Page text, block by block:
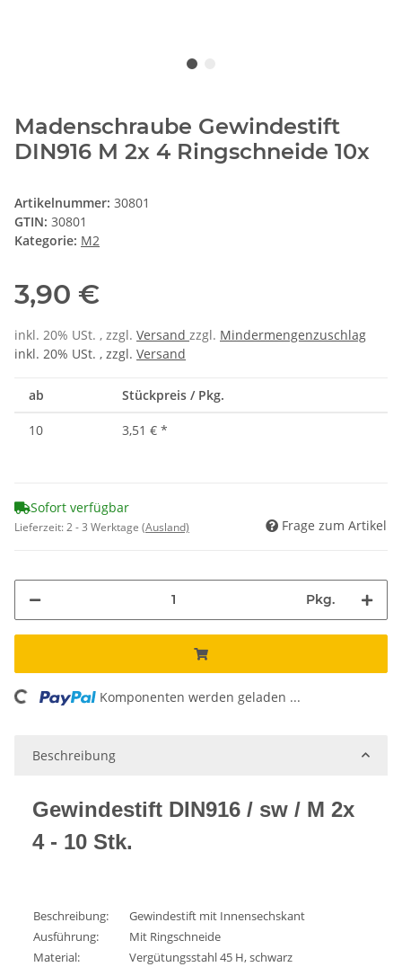
Madenschraube Gewindestift
DIN916 M 2x 4 Ringschneide 10x
Artikelnummer: 30801
GTIN: 30801
Kategorie: M2
3,90 €
inkl. 20% USt. , zzgl. Versand zzgl. Mindermengenzuschlag
inkl. 20% USt. , zzgl. Versand
ab Stückpreis / Pkg.
10 3,51 € *
Sofort verfügbar
Lieferzeit:2 - 3 Werktage (Ausland) Frage zum Artikel
Pkg.
Komponenten werden geladen ...
Beschreibung
Gewindestift DIN916 / sw / M 2x
4 - 10 Stk.
Beschreibung:
Gewindestift mit Innensechskant
Ausführung:
Mit Ringschneide
Material:
Vergütungsstahl 45 H, schwarz